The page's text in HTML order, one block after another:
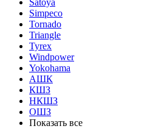
Simpeco
Tornado
Triangle
Tyrex
Windpower
Yokohama
АШК
КШЗ
НКШЗ
ОШЗ
Показать все